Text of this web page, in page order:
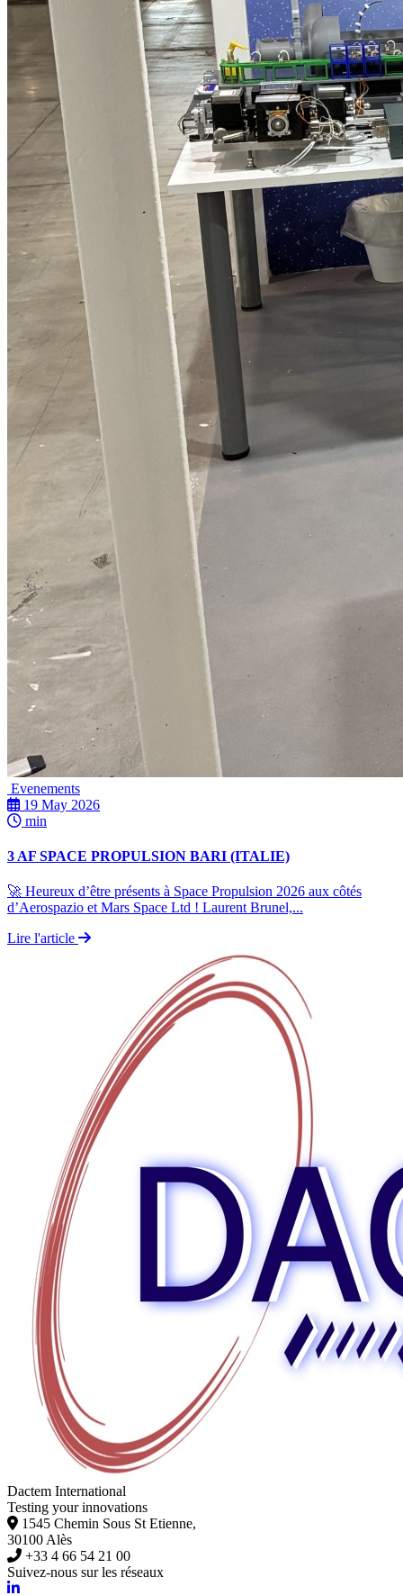
Evenements
19 May 2026
min
3 AF SPACE PROPULSION BARI (ITALIE)
🚀 Heureux d’être présents à Space Propulsion 2026 aux côtés
d’Aerospazio et Mars Space Ltd ! Laurent Brunel,...
Lire l'article
Dactem International
Testing your innovations
1545 Chemin Sous St Etienne,
30100 Alès
+33 4 66 54 21 00
Suivez-nous sur les réseaux